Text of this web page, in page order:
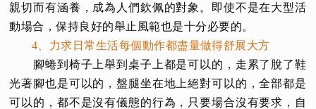
親切而有涵養，成為人們欽佩的對象。即使不是在大型活
動場合，保持良好的舉止風範也是十分必要的。
4、力求日常生活每個動作都盡量做得舒展大方
腳蜷到椅子上舉到桌子上都是可以的，走累了脫了鞋
光著腳也是可以的，盤腿坐在地上絕對可以的，全部都是
可以的，都不是沒有儀態的行為，只要場合沒有要求，自